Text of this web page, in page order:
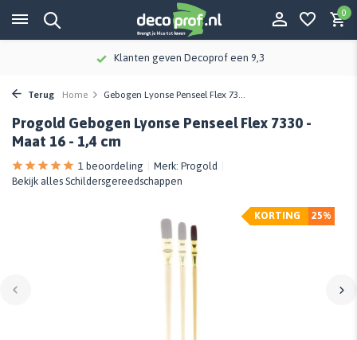
0
Klanten geven Decoprof een 9,3
Terug Home Gebogen Lyonse Penseel Flex 73...
Progold Gebogen Lyonse Penseel Flex 7330 -
Maat 16 - 1,4 cm
1 beoordeling Merk: Progold
Bekijk alles Schildersgereedschappen
25%
KORTING